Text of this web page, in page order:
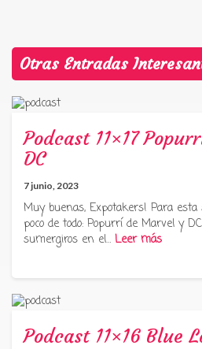
Otras Entradas
Podcast 11×17
DC
7 junio, 2023
Muy buenas, Expotakers! Para
poco de todo: Popurrí de Marvel y
sumergiros en el… Leer más
Podcast 11×16 Blue